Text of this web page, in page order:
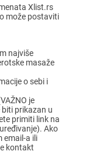
Xlist.rs
može postaviti
najviše
masaže
o sebi i
je
prikazan u
primiti link na
Ako
email-a ili
kontakt